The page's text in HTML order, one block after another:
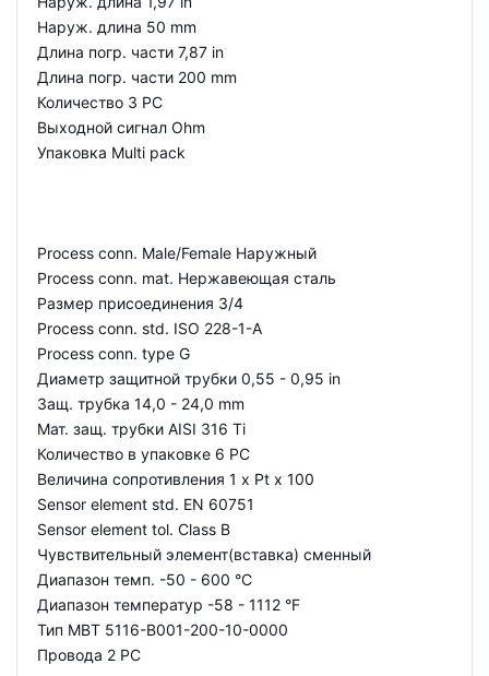
Наруж. длина 50 mm
Длина погр. части 7,87 in
Длина погр. части 200 mm
Количество 3 PC
Выходной сигнал Ohm
Упаковка Multi pack
Process conn. Male/Female Наружный
Process conn. mat. Нержавеющая сталь
Размер присоединения 3/4
Process conn. std. ISO 228-1-A
Process conn. type G
Диаметр защитной трубки 0,55 - 0,95 in
Защ. трубка 14,0 - 24,0 mm
Мат. защ. трубки AISI 316 Ti
Количество в упаковке 6 PC
Величина сопротивления 1 x Pt x 100
Sensor element std. EN 60751
Sensor element tol. Class B
Чувствительный элемент(вставка) сменный
Диапазон темп. -50 - 600 °C
Диапазон температур -58 - 1112 °F
Тип MBT 5116-B001-200-10-0000
Провода 2 PC